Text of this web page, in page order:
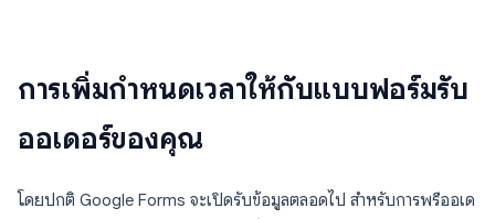
การเพิ่มกำหนดเวลาให้กับแบบฟอร์มรับ
ออเดอร์ของคุณ
โดยปกติ Google Forms จะเปิดรับข้อมูลตลอดไป สำหรับการพรีออเด